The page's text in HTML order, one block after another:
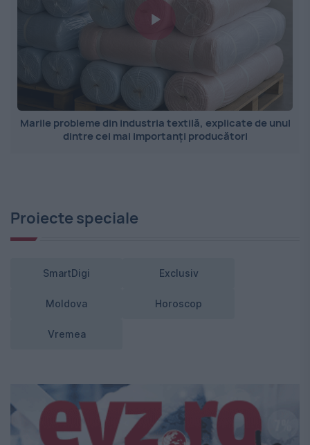
Marile probleme din industria textilă, explicate de unul
dintre cei mai importanți producători
Proiecte speciale
SmartDigi Exclusiv
Moldova Horoscop
Vremea